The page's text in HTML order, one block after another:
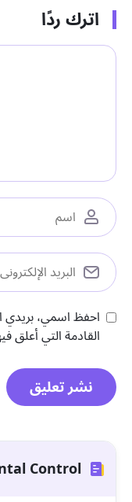
اترك ردًا
احفظ اسمي، بريدي
القادمة التي أعلق
Control